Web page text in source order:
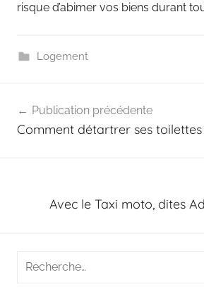
risque d’abimer vos biens durant
Logement
de
Publication précédente
Comment détartrer ses
Avec le Taxi moto, dites
Recherche